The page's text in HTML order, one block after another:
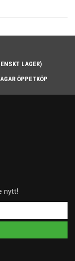
LAGER)
ÖPPETKÖP
nytt!